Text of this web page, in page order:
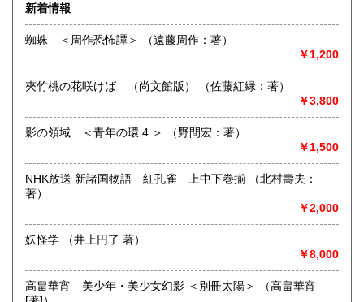
熊本県
宮崎県 185円 鹿児島県
185円
の新旧書籍とおもちゃ混在乱舞のちらし寿司書店。江戸のト
ッピングもあります。
最寄駅：茅ヶ崎駅
営業時間：平日・祝日:9:00～15:00 土日:休日【※7月23日
(木)は臨時休業日とさせて頂きます。 ご不便をお掛けいたし
まして誠に申し訳ございません。】
定休日：土曜日・日曜日
書籍の買取について
-
取り扱い分野
哲学宗教、歴史、美術工芸、趣味、サブカルチャー
新着情報
蜘蛛 ＜周作恐怖譚＞ （遠藤周作：著）
￥1,200
夾竹桃の花咲けば （尚文館版） （佐藤紅緑：著）
￥3,800
影の領域 ＜青年の環 4 ＞ （野間宏：著）
￥1,500
NHK放送 新諸国物語 紅孔雀 上中下巻揃 （北村壽夫：
著）
￥2,000
妖怪学 （井上円了 著）
￥8,000
高畠華宵 美少年・美少女幻影 ＜別冊太陽＞ （高畠華宵